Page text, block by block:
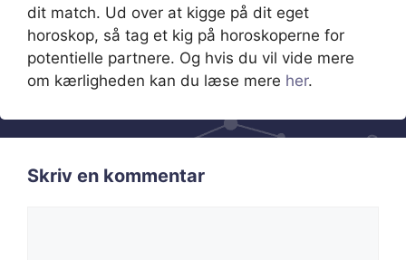
dit match. Ud over at kigge på dit eget
horoskop, så tag et kig på horoskoperne for
potentielle partnere. Og hvis du vil vide mere
om kærligheden kan du læse mere her.
Skriv en kommentar